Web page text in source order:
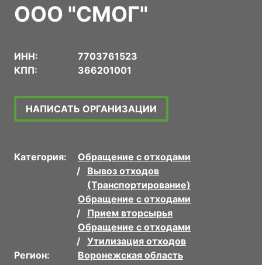
ООО "СМОГ"
ИНН:
7703761523
КПП:
366201001
НАПИСАТЬ ОРГАНИЗАЦИИ
Категория:
Обращение с отходами
Вывоз отходов
(Транспортирование)
Обращение с отходами
Прием вторсырья
Обращение с отходами
Утилизация отходов
Регион:
Воронежская область